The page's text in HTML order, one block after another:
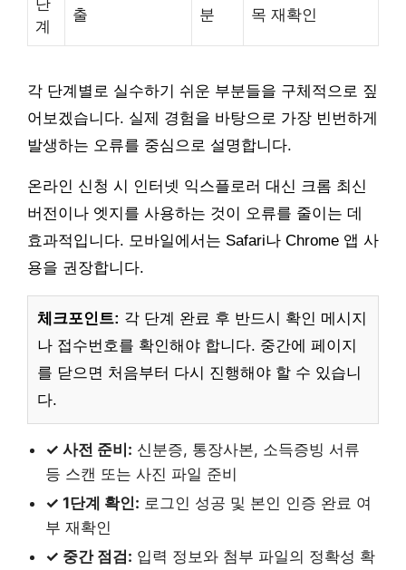
계
출
분
목 재확인
각 단계별로 실수하기 쉬운 부분들을 구체적으로 짚
어보겠습니다. 실제 경험을 바탕으로 가장 빈번하게
발생하는 오류를 중심으로 설명합니다.
온라인 신청 시 인터넷 익스플로러 대신 크롬 최신
버전이나 엣지를 사용하는 것이 오류를 줄이는 데
효과적입니다. 모바일에서는 Safari나 Chrome 앱 사
용을 권장합니다.
체크포인트: 각 단계 완료 후 반드시 확인 메시지
나 접수번호를 확인해야 합니다. 중간에 페이지
를 닫으면 처음부터 다시 진행해야 할 수 있습니
다.
✓ 사전 준비: 신분증, 통장사본, 소득증빙 서류
등 스캔 또는 사진 파일 준비
✓ 1단계 확인: 로그인 성공 및 본인 인증 완료 여
부 재확인
✓ 중간 점검: 입력 정보와 첨부 파일의 정확성 확